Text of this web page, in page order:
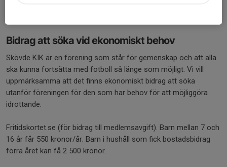
Bidrag att söka vid ekonomiskt behov
Skövde KIK är en förening som står för gemenskap och att alla
ska kunna fortsätta med fotboll så länge som möjligt. Vi vill
uppmärksamma att det finns ekonomiskt bidrag att söka
utanför föreningen för den som har behov för att möjliggöra
idrottande.
Fritidskortet.se (för bidrag till medlemsavgift). Barn mellan 7 och
16 år får 550 kronor/år. Barn i hushåll som fick bostadsbidrag
förra året kan få 2 500 kronor.